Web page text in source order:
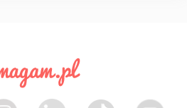
LinkedIn TikTok Youtube